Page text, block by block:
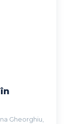
Gheorghiu,